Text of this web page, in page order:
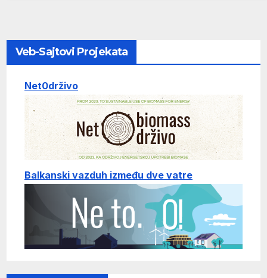
Veb-Sajtovi Projekata
Net0drživo
Balkanski vazduh između dve vatre